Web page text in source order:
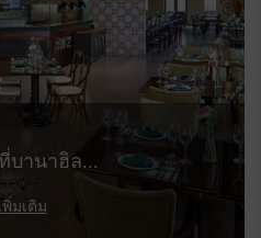
บานาฮิล...
มเติม